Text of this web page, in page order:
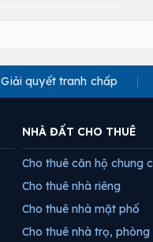
Giải quyết tranh chấp
NHÀ ĐẤT CHO THUÊ
Cho thuê căn hộ chung
Cho thuê nhà riêng
Cho thuê nhà mặt phố
Cho thuê nhà trọ, phòng